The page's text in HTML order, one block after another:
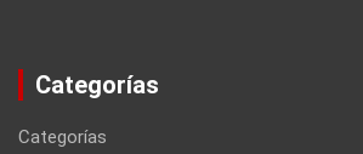
Categorías
Categorías